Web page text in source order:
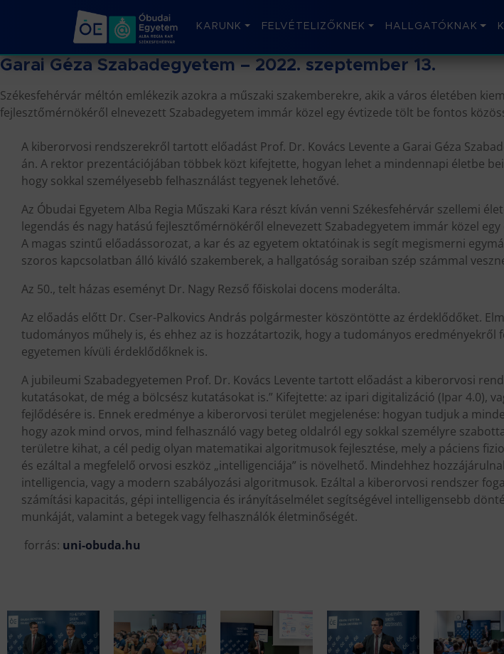
KARUNK FELVÉTELIZŐKNEK HALLGATÓKNAK
Garai Géza Szabadegyetem – 2022. szeptember 13.
Székesfehérvár méltón emlékezik azokra a műszaki szakemberekre, akik a város életében
fejlesztőmérnökéről elnevezett Szabadegyetem immár közel egy évtizede tölt be fontos
A kiberorvosi rendszerekről tartott előadást Prof. Dr. Kovács Levente a Garai Géza
án. A rektor prezentációjában többek közt kifejtette, hogyan lehet a mindennapi életbe
hogy sokkal személyesebb felhasználást tegyenek lehetővé.
Az Óbudai Egyetem Alba Regia Műszaki Kara részt kíván venni Székesfehérvár szellemi
legendás és nagy hatású fejlesztőmérnökéről elnevezett Szabadegyetem immár közel
A magas szintű előadássorozat, a kar és az egyetem oktatóinak is segít megismerni
szoros kapcsolatban álló kiváló szakemberek, a hallgatóság soraiban szép számmal
Az 50., telt házas eseményt Dr. Nagy Rezső főiskolai docens moderálta.
Az előadás előtt Dr. Cser-Palkovics András polgármester köszöntötte az érdeklődőket.
tudományos műhely is, és ehhez az is hozzátartozik, hogy a tudományos
egyetemen kívüli érdeklődőknek is.
A jubileumi Szabadegyetemen Prof. Dr. Kovács Levente tartott előadást a kiberorvosi
kutatásokat, de még a bölcsész kutatásokat is.” Kifejtette: az ipari digitalizáció (Ipar 4.0),
fejlődésére is. Ennek eredménye a kiberorvosi terület megjelenése: hogyan tudjuk a
hogy azok mind orvos, mind felhasználó vagy beteg oldalról egy sokkal személyre
területre kihat, a cél pedig olyan matematikai algoritmusok fejlesztése, mely a páciens
és ezáltal a megfelelő orvosi eszköz „intelligenciája” is növelhető. Mindehhez
intelligencia, vagy a modern szabályozási algoritmusok. Ezáltal a kiberorvosi rendszer
számítási kapacitás, gépi intelligencia és irányításelmélet segítségével intelligensebb
munkáját, valamint a betegek vagy felhasználók életminőségét.
forrás: uni-obuda.hu